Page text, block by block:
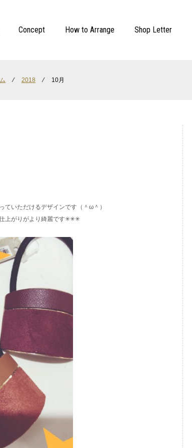
Concept How to Arrange Shop Letter
⁄ 2018 ⁄ 10月
ていただけるデザインです（＾ω＾）
上がりがより綺麗です✳︎✳︎✳︎